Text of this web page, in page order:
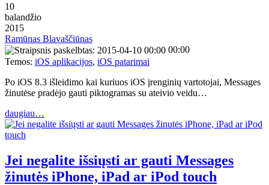
10
balandžio
2015
Ramūnas Blavaščiūnas
00:00
Temos: iOS aplikacijos, iOS patarimai
Po iOS 8.3 išleidimo kai kuriuos iOS įrenginių vartotojai, Messages
žinutėse pradėjo gauti piktogramas su ateivio veidu…
daugiau…
Jei negalite išsiųsti ar gauti Messages
žinutės iPhone, iPad ar iPod touch